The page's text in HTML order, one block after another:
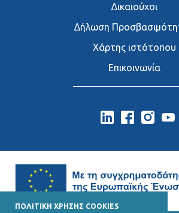
ΠΟΛΙΤΙΚΗ ΧΡΗΣΗΣ COOKIES
∆ικαιούχοι
∆ήλωση
Χάρτης ιστότοπου
Επικοινωνία